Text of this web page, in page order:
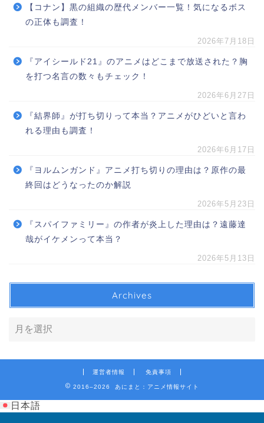
【コナン】黒の組織の歴代メンバー一覧！気になるボス
の正体も調査！
2026年7月18日
『アイシールド21』のアニメはどこまで放送された？胸
を打つ名言の数々もチェック！
2026年6月27日
『結界師』が打ち切りって本当？アニメがひどいと言わ
れる理由も調査！
2026年6月17日
『ヨルムンガンド』アニメ打ち切りの理由は？原作の最
終回はどうなったのか解説
2026年5月23日
『スパイファミリー』の作者が炎上した理由は？遠藤達
哉がイケメンって本当？
2026年5月13日
Archives
運営者情報 免責事項
2016–2026 あにまと：アニメ情報サイト
日本語